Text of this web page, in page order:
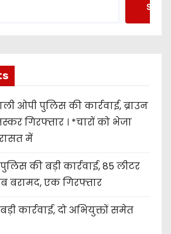
ओपी पुलिस की कार्रवाई, ब्राउन
गिरफ्तार । *चारों को भेजा
में
की बड़ी कार्रवाई, 85 लीटर
बरामद, एक गिरफ्तार
कार्रवाई, दो अभियुक्तों समेत